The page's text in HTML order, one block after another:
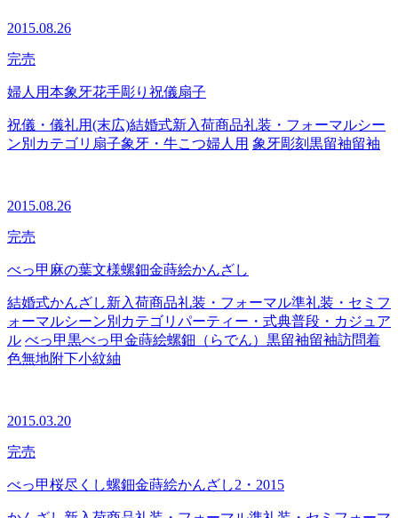
2015.08.26
完売
婦人用本象牙花手彫り祝儀扇子
祝儀・儀礼用(末広)結婚式新入荷商品礼装・フォーマルシー
ン別カテゴリ 扇子象牙・牛こつ婦人用 象牙彫刻 黒留袖留袖
2015.08.26
完売
べっ甲麻の葉文様螺鈿金蒔絵かんざし
結婚式かんざし新入荷商品礼装・フォーマル準礼装・セミフ
ォーマルシーン別カテゴリ パーティー・式典普段・カジュア
ル べっ甲黒べっ甲金蒔絵螺鈿（らでん） 黒留袖留袖訪問着
色無地附下小紋紬
2015.03.20
完売
べっ甲桜尽くし螺鈿金蒔絵かんざし2・2015